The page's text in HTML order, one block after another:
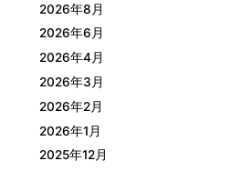
2026年8月
2026年6月
2026年4月
2026年3月
2026年2月
2026年1月
2025年12月